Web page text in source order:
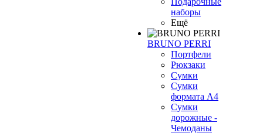
наборы
Ещё
BRUNO PERRI
Портфели
Рюкзаки
Сумки
Сумки
формата А4
Сумки
дорожные -
Чемоданы